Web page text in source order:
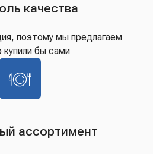
качества
поэтому мы предлагаем
купили бы сами
ассортимент